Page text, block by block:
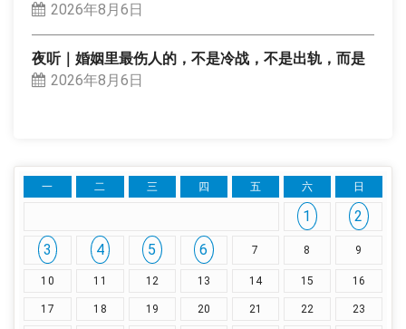
2026年8月6日
夜听｜婚姻里最伤人的，不是冷战，不是出轨，而是
2026年8月6日
一 二 三 四 五 六 日
1
2
3
4 5 6 7 8 9
10 11 12 13 14 15 16
17 18 19 20 21 22 23